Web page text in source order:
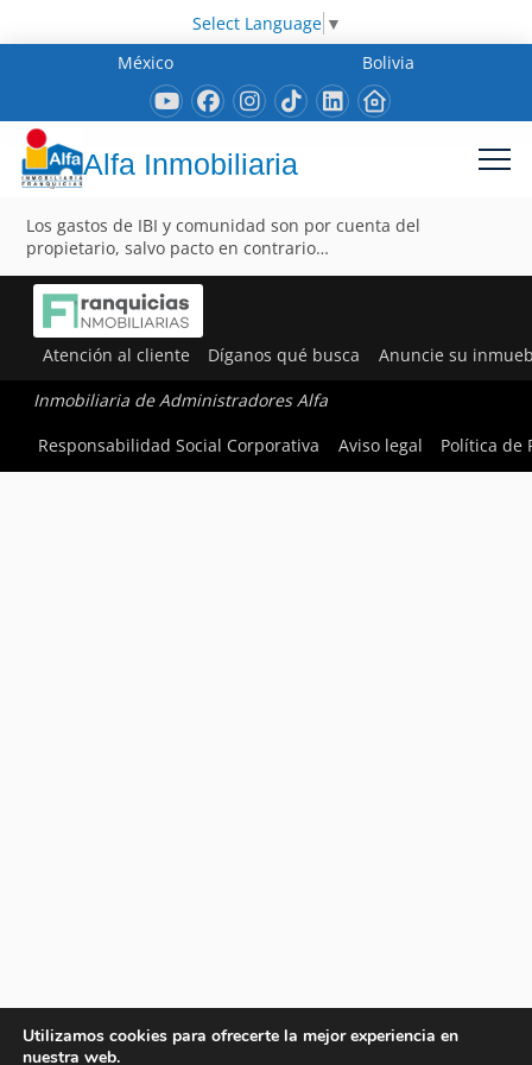
Select Language ▼
México
Bolivia
Alfa Inmobiliaria
Los gastos de IBI y comunidad son por cuenta del
propietario, salvo pacto en contrario…
Atención al cliente Díganos qué busca Anuncie su
Inmobiliaria de Administradores Alfa
Responsabilidad Social Corporativa
Aviso legal Política de
Utilizamos cookies para ofrecerte la mejor experiencia en
nuestra web.